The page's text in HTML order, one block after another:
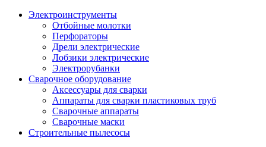
Электроинструменты
Отбойные молотки
Перфораторы
Дрели электрические
Лобзики электрические
Электрорубанки
Сварочное оборудование
Аксессуары для сварки
Аппараты для сварки пластиковых труб
Сварочные аппараты
Сварочные маски
Строительные пылесосы